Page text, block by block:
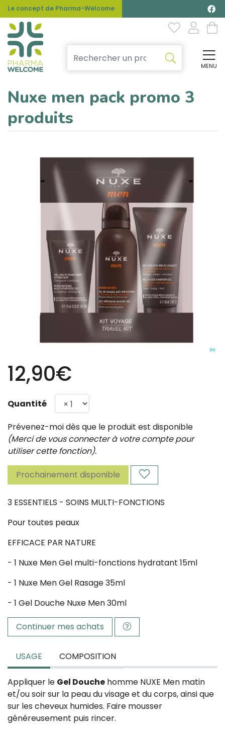
Le concept de Pharma-Welcome
MENU
Nuxe men pack promo 3
produits
12,90€
Quantité
Prévenez-moi dès que le produit est disponible
(Merci de vous connecter à votre compte pour
utiliser cette fonction).
Prochainement disponible
3 ESSENTIELS - SOINS MULTI-FONCTIONS
Pour toutes peaux
EFFICACE PAR NATURE
- 1 Nuxe Men Gel multi-fonctions hydratant 15ml
- 1 Nuxe Men Gel Rasage 35ml
- 1 Gel Douche Nuxe Men 30ml
Continuer mes achats
USAGE COMPOSITION
Appliquer le Gel Douche homme NUXE Men matin
et/ou soir sur la peau du visage et du corps, ainsi que
sur les cheveux humides. Faire mousser
généreusement puis rincer.